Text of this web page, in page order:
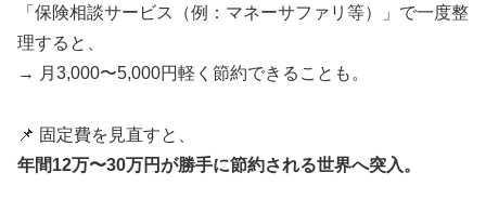
「保険相談サービス（例：マネーサファリ等）」で一度整
理すると、
→ 月3,000〜5,000円軽く節約できることも。
📌 固定費を見直すと、
年間12万〜30万円が勝手に節約される世界へ突入。